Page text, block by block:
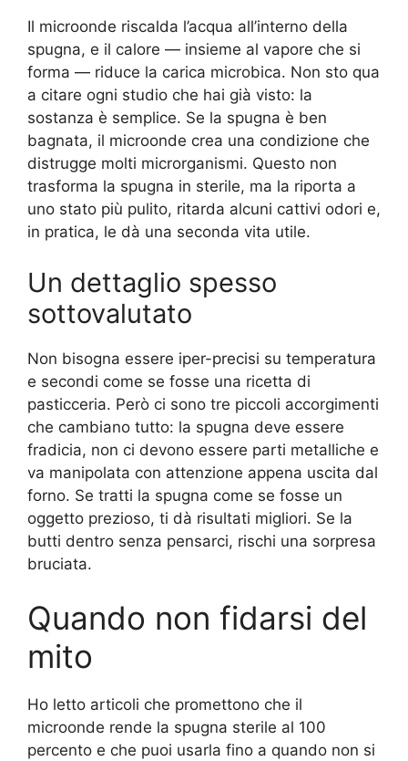
Il microonde riscalda l’acqua all’interno della
spugna, e il calore — insieme al vapore che si
forma — riduce la carica microbica. Non sto qua
a citare ogni studio che hai già visto: la
sostanza è semplice. Se la spugna è ben
bagnata, il microonde crea una condizione che
distrugge molti microrganismi. Questo non
trasforma la spugna in sterile, ma la riporta a
uno stato più pulito, ritarda alcuni cattivi odori e,
in pratica, le dà una seconda vita utile.
Un dettaglio spesso
sottovalutato
Non bisogna essere iper-precisi su temperatura
e secondi come se fosse una ricetta di
pasticceria. Però ci sono tre piccoli accorgimenti
che cambiano tutto: la spugna deve essere
fradicia, non ci devono essere parti metalliche e
va manipolata con attenzione appena uscita dal
forno. Se tratti la spugna come se fosse un
oggetto prezioso, ti dà risultati migliori. Se la
butti dentro senza pensarci, rischi una sorpresa
bruciata.
Quando non fidarsi del
mito
Ho letto articoli che promettono che il
microonde rende la spugna sterile al 100
percento e che puoi usarla fino a quando non si